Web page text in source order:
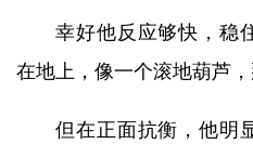
幸好他反应够快，稳
在地上，像一个滚地葫芦，
但在正面抗衡，他明